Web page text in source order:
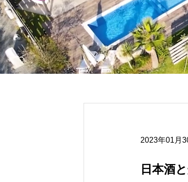
2023年01月
日本酒